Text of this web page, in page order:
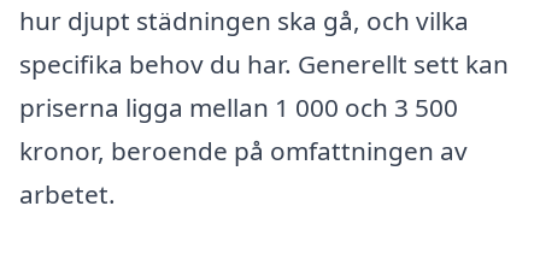
hur djupt städningen ska gå, och vilka
specifika behov du har. Generellt sett kan
priserna ligga mellan 1 000 och 3 500
kronor, beroende på omfattningen av
arbetet.